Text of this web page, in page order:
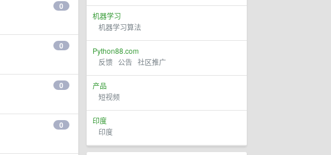
机器学习
机器学习算法
Python88.com
反馈 公告 社区推广
产品
短视频
印度
印度
0
0
0
0